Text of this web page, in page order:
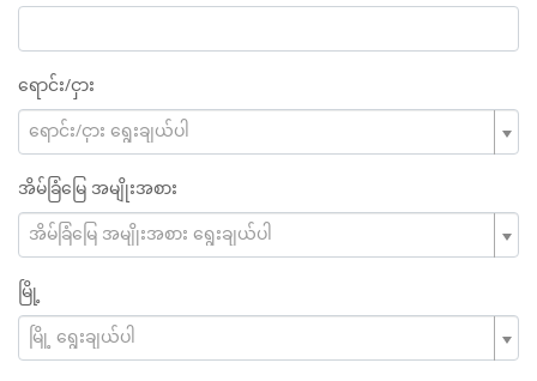
ရောင်း/ငှား
ရောင်း/ငှား ရွေးချယ်ပါ
အိမ်ခြံမြေ အမျိုးအစား
အိမ်ခြံမြေ အမျိုးအစား ရွေးချယ်ပါ
မြို့
မြို့ ရွေးချယ်ပါ